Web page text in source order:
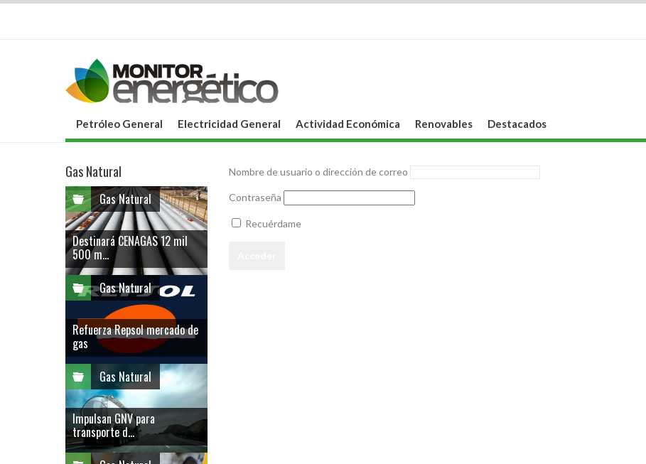
Petróleo General Electricidad General Actividad Económica Renovables Destacados
Nombre de usuario o dirección de correo
Contraseña
Recuérdame
Gas Natural
Gas Natural
Destinará CENAGAS 12 mil
500 m...
Gas Natural
Refuerza Repsol mercado de
gas
Gas Natural
Impulsan GNV para
transporte d...